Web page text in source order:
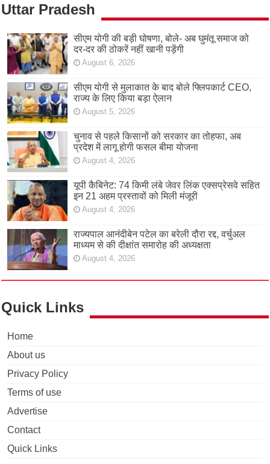
Uttar Pradesh
सीएम योगी की बड़ी घोषणा, बोले- अब घुमंतू समाज को
दर-दर की ठोकरें नहीं खानी पड़ेंगी
August 6, 2026
सीएम योगी से मुलाकात के बाद बोले फ्लिपकार्ट CEO,
राज्य के लिए किया बड़ा ऐलान
August 5, 2026
चुनाव से पहले किसानों को सरकार का तोहफा, अब
प्रदेश में लागू होगी फसल बीमा योजना
August 4, 2026
यूपी कैबिनेट: 74 किमी लंबे जेवर लिंक एक्सप्रेसवे सहित
इन 21 अहम प्रस्तावों को मिली मंजूरी
August 4, 2026
राज्यपाल आनंदीबेन पटेल का बरेली दौरा रद्द, वर्चुअल
माध्यम से की दीक्षांत समारोह की अध्यक्षता
August 4, 2026
Quick Links
Home
About us
Privacy Policy
Terms of use
Advertise
Contact
Quick Links